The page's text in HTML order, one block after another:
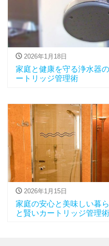
2026年1月18日
家庭と健康を守る浄水器
ートリッジ管理術
2026年1月15日
家庭の安心と美味しい暮
と賢いカートリッジ管理術